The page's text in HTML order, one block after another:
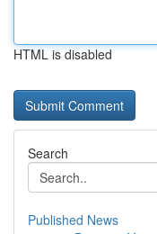
HTML is disabled
Search
Published News